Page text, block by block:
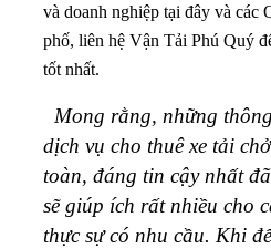
và doanh nghiệp tại đây và các
phố, liên hệ Vận Tải Phú Quý
tốt nhất.
Mong rằng, những
dịch vụ cho thuê xe tải
toàn, đáng tin cậy nhất
sẽ giúp ích rất nhiều cho
thực sự có nhu cầu. Khi